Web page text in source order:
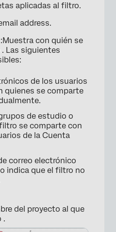
aplicadas al filtro.
address.
:Muestra con quién se
Las siguientes
de los usuarios
quienes se comparte
de estudio o
se comparte con
de la Cuenta
correo electrónico
indica que el filtro no
del proyecto al que
.